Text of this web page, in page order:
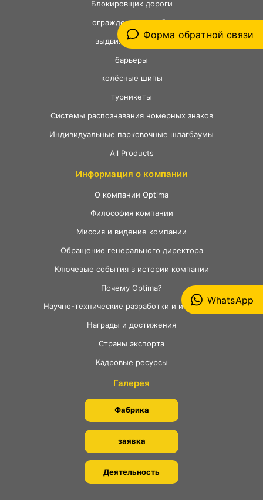
WhatsApp
Форма обратной связи
Ƃлокировщик дороги
ограждения, столбы
выдвижение ворот
барьеры
колёсные шипы
турникеты
Системы распознавания номерных знаков
Индивидуальные парковочные шлагбаумы
All Products
Информация о компании
О компании Optima
Философия компании
Миссия и видение компании
Обращение генерального директора
Ключевые события в истории компании
Почему Optima?
Научно-технические разработки и инновации
Награды и достижения
Страны экспорта
Кадровые ресурсы
Галерея
Фабрика
заявка
Деятельность